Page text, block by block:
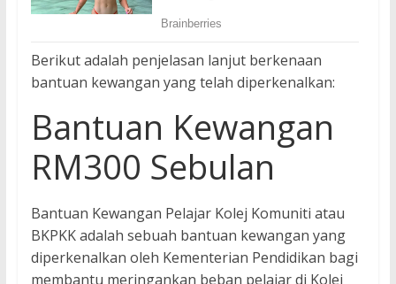
Berikut adalah penjelasan lanjut berkenaan
bantuan kewangan yang telah diperkenalkan:
Bantuan Kewangan
RM300 Sebulan
Bantuan Kewangan Pelajar Kolej Komuniti atau
BKPKK adalah sebuah bantuan kewangan yang
diperkenalkan oleh Kementerian Pendidikan bagi
membantu meringankan beban pelajar di Kolej